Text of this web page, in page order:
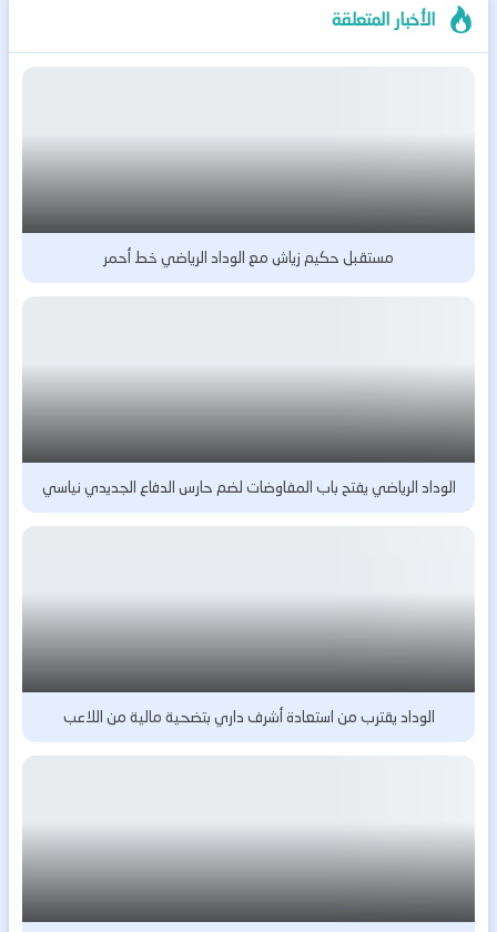
الأخبار المتعلقة
مستقبل حكيم زياش مع الوداد الرياضي خط أحمر
الوداد الرياضي يفتح باب المفاوضات لضم حارس الدفاع الجديدي نياسي
الوداد يقترب من استعادة أشرف داري بتضحية مالية من اللاعب